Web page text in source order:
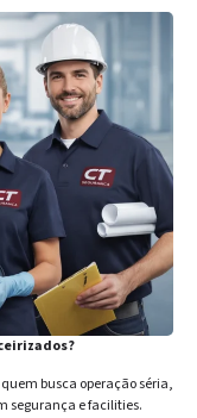
busca operação séria,
segurança e facilities.